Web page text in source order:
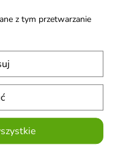

Crystal Skin
maska do
na noc z
Glass Skin 50
z tym przetwarzanie